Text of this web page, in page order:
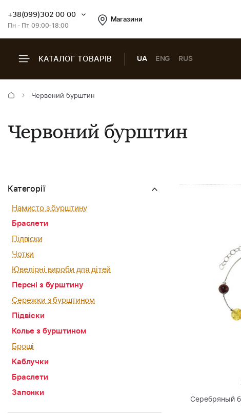
+38(099)302 00 00
Пн - Пт 09:00-18:00
Магазини
КАТАЛОГ ТОВАРІВ UA ENG RUS
Червоний бурштин
Червоний бурштин
Категорії
Намисто з бурштину
Браслети
Підвіски
Чотки
Ювелірні вироби для дітей
Персні з бурштину
Сережки з бурштином
Підвіски
Колье з бурштином
Броші
Каблучки
Браслети
Запонки
Серебряный